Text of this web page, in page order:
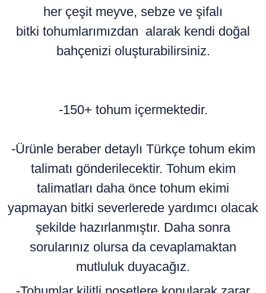
her çeşit meyve, sebze ve şifalı
bitki tohumlarımızdan alarak kendi doğal
bahçenizi oluşturabilirsiniz.
-150+ tohum içermektedir.
-Ürünle beraber detaylı Türkçe tohum ekim
talimatı gönderilecektir. Tohum ekim
talimatları daha önce tohum ekimi
yapmayan bitki severlerede yardımcı olacak
şekilde hazırlanmıştır. Daha sonra
sorularınız olursa da cevaplamaktan
mutluluk duyacağız.